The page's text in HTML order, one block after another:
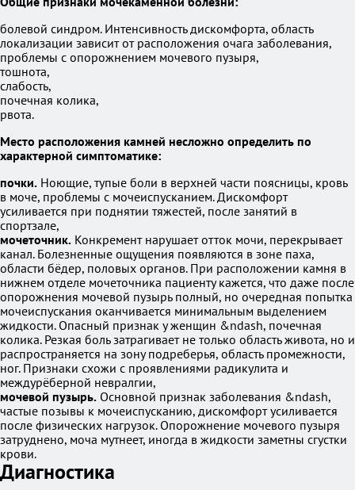
болевой синдром. Интенсивность дискомфорта, область
локализации зависит от расположения очага заболевания,
проблемы с опорожнением мочевого пузыря,
тошнота,
слабость,
почечная колика,
рвота.
Место расположения камней несложно определить по
характерной симптоматике:
почки. Ноющие, тупые боли в верхней части поясницы, кровь
в моче, проблемы с мочеиспусканием. Дискомфорт
усиливается при поднятии тяжестей, после занятий в
спортзале,
мочеточник. Конкремент нарушает отток мочи, перекрывает
канал. Болезненные ощущения появляются в зоне паха,
области бёдер, половых органов. При расположении камня в
нижнем отделе мочеточника пациенту кажется, что даже после
опорожнения мочевой пузырь полный, но очередная попытка
мочеиспускания оканчивается минимальным выделением
жидкости. Опасный признак у женщин &ndash, почечная
колика. Резкая боль затрагивает не только область живота, но и
распространяется на зону подреберья, область промежности,
ног. Признаки схожи с проявлениями радикулита и
междурёберной невралгии,
мочевой пузырь. Основной признак заболевания &ndash,
частые позывы к мочеиспусканию, дискомфорт усиливается
после физических нагрузок. Опорожнение мочевого пузыря
затруднено, моча мутнеет, иногда в жидкости заметны сгустки
крови.
Диагностика